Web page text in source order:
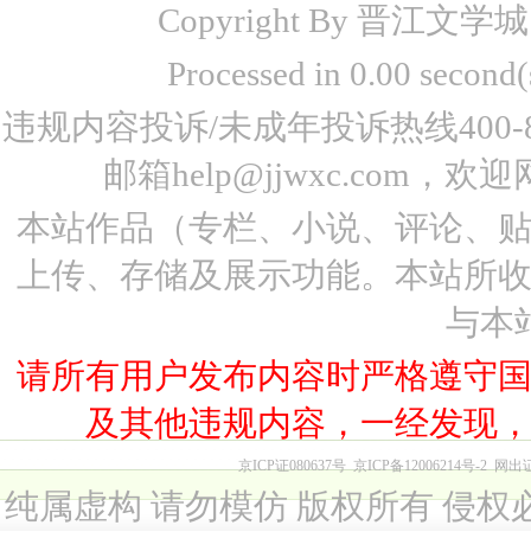
Copyright By 晋江文学
Processed in 0.00
违规内容投诉/未成年投诉热线
邮箱help@jjwxc.com，欢
本站作品（专栏、小说、评论、
上传、存储及展示功能。本站所
与本
请所有用户发布内容时严格遵守
及其他违规内容，一经发现
京ICP证080637号 京ICP备12006214号-2 网出
纯属虚构 请勿模仿 版权所有 侵权